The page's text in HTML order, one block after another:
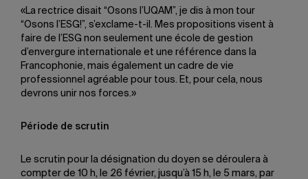
«La rectrice disait “Osons l’UQAM”, je dis à mon tour
“Osons l’ESG!”, s’exclame-t-il. Mes propositions visent à
faire de l’ESG non seulement une école de gestion
d’envergure internationale et une référence dans la
Francophonie, mais également un cadre de vie
professionnel agréable pour tous. Et, pour cela, nous
devrons unir nos forces.»
Période de scrutin
Le scrutin pour la désignation du doyen se déroulera à
compter de 10 h, le 26 février, jusqu’à 15 h, le 5 mars, par